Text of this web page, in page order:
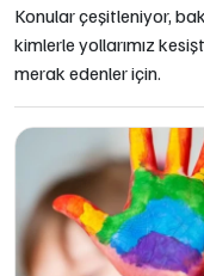
Konular çeşitleniyor,
kimlerle yollarımız
merak edenler için.